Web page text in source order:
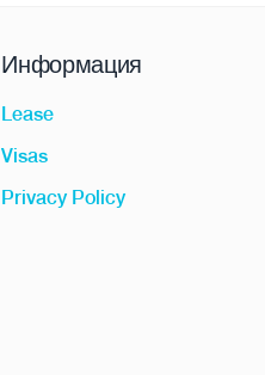
Информация
Lease
Visas
Privacy Policy